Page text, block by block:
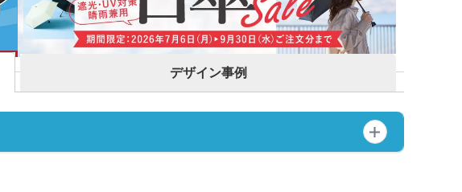
デザイン事例
キャンバストートバッグ